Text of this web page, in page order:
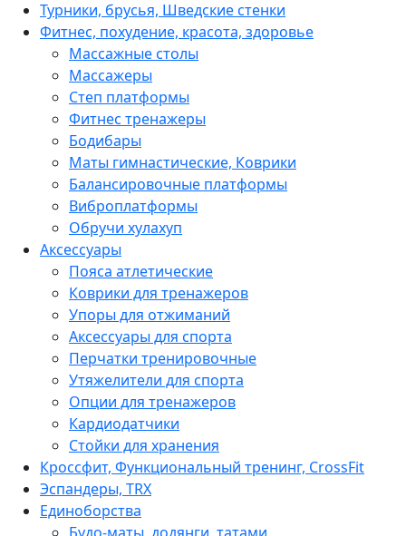
Турники, брусья, Шведские стенки
Фитнес, похудение, красота, здоровье
Массажные столы
Массажеры
Степ платформы
Фитнес тренажеры
Бодибары
Маты гимнастические, Коврики
Балансировочные платформы
Виброплатформы
Обручи хулахуп
Аксессуары
Пояса атлетические
Коврики для тренажеров
Упоры для отжиманий
Аксессуары для спорта
Перчатки тренировочные
Утяжелители для спорта
Опции для тренажеров
Кардиодатчики
Стойки для хранения
Кроссфит, Функциональный тренинг, CrossFit
Эспандеры, TRX
Единоборства